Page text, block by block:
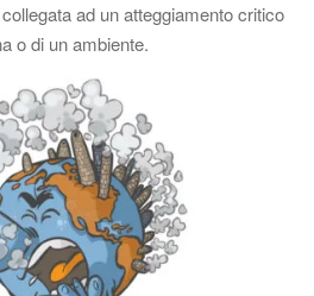
ad un atteggiamento critico
o di un ambiente.